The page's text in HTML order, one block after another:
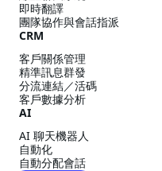
即時翻譯
團隊協作與會話指派
CRM
客戶關係管理
精準訊息群發
分流連結／活碼
客戶數據分析
AI
AI 聊天機器人
自動化
自動分配會話